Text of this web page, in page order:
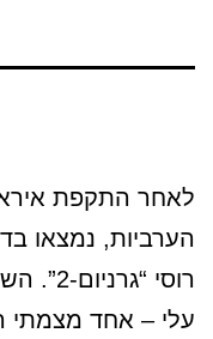
לאחר התקפת
הערביות, נמצאו
רוסי
עלי – אחד מצמתי